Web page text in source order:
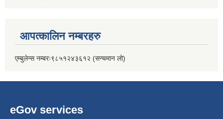
आपत्कालिन नम्बरहरु
एम्बुलेन्स नम्बरः९८५१२४३६१२ (सन्चमान लो)
eGov services